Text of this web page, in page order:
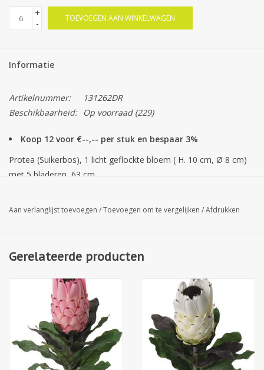
+
-
TOEVOEGEN AAN WINKELWAGEN
Informatie
Artikelnummer:
131262DR
Beschikbaarheid:
Op voorraad(229)
Koop 12 voor €--,-- per stuk en bespaar 3%
Protea (Suikerbos), 1 licht geflockte bloem ( H. 10 cm, Ø 8 cm)
met 5 bladeren, 63 cm
Aan verlanglijst toevoegen /Toevoegen om te vergelijken /Afdrukken
Gerelateerde producten